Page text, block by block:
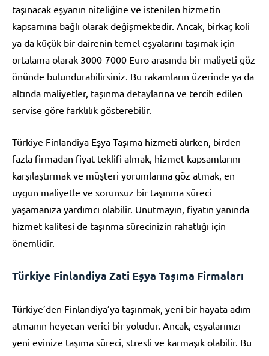
taşınacak eşyanın niteliğine ve istenilen hizmetin
kapsamına bağlı olarak değişmektedir. Ancak, birkaç koli
ya da küçük bir dairenin temel eşyalarını taşımak için
ortalama olarak 3000-7000 Euro arasında bir maliyeti göz
önünde bulundurabilirsiniz. Bu rakamların üzerinde ya da
altında maliyetler, taşınma detaylarına ve tercih edilen
servise göre farklılık gösterebilir.
Türkiye Finlandiya Eşya Taşıma hizmeti alırken, birden
fazla firmadan fiyat teklifi almak, hizmet kapsamlarını
karşılaştırmak ve müşteri yorumlarına göz atmak, en
uygun maliyetle ve sorunsuz bir taşınma süreci
yaşamanıza yardımcı olabilir. Unutmayın, fiyatın yanında
hizmet kalitesi de taşınma sürecinizin rahatlığı için
önemlidir.
Türkiye Finlandiya Zati Eşya Taşıma Firmaları
Türkiye’den Finlandiya’ya taşınmak, yeni bir hayata adım
atmanın heyecan verici bir yoludur. Ancak, eşyalarınızı
yeni evinize taşıma süreci, stresli ve karmaşık olabilir. Bu